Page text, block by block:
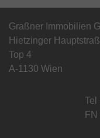
Graßner Immobilien
Hietzinger
Top 4
A-1130 Wien
Tel